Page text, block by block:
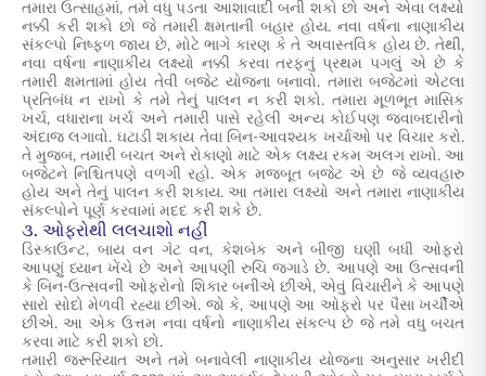
તમારા ઉત્સાહમાં, તમે વધુ પડતા આશાવાદી બની શકો છો અને એવા લક્ષ્યો
નક્કી કરી શકો છો જે તમારી ક્ષમતાની બહાર હોય. નવા વર્ષના નાણાકીય
સંકલ્પો નિષ્ફળ જાય છે, મોટે ભાગે કારણ કે તે અવાસ્તવિક હોય છે. તેથી,
નવા વર્ષના નાણાકીય લક્ષ્યો નક્કી કરવા તરફનું પ્રથમ પગલું એ છે કે
તમારી ક્ષમતામાં હોય તેવી બજેટ યોજના બનાવો. તમારા બજેટમાં એટલા
પ્રતિબંધ ન રાખો કે તમે તેનું પાલન ન કરી શકો. તમારા મૂળભૂત માસિક
ખર્ચ, વધારાના ખર્ચ અને તમારી પાસે રહેલી અન્ય કોઈપણ જવાબદારીનો
અંદાજ લગાવો. ઘટાડી શકાય તેવા બિન-આવશ્યક ખર્ચાઓ પર વિચાર કરો.
તે મુજબ, તમારી બચત અને રોકાણો માટે એક લક્ષ્ય રકમ અલગ રાખો. આ
બજેટને નિશ્ચિતપણે વળગી રહો. એક મજબૂત બજેટ એ છે જે વ્યવહારુ
હોય અને તેનું પાલન કરી શકાય. આ તમારા લક્ષ્યો અને તમારા નાણાકીય
સંકલ્પોને પૂર્ણ કરવામાં મદદ કરી શકે છે.
૩. ઓફરોથી લલચાશો નહીં
ડિસ્કાઉન્ટ, બાય વન ગેટ વન, કેશબેક અને બીજી ઘણી બધી ઓફરો
આપણું ધ્યાન ખેંચે છે અને આપણી રુચિ જગાડે છે. આપણે આ ઉત્સવની
કે બિન-ઉત્સવની ઓફરોનો શિકાર બનીએ છીએ, એવું વિચારીને કે આપણે
સારો સોદો મેળવી રહ્યા છીએ. જો કે, આપણે આ ઓફરો પર પૈસા ખર્ચીએ
છીએ. આ એક ઉત્તમ નવા વર્ષનો નાણાકીય સંકલ્પ છે જે તમે વધુ બચત
કરવા માટે કરી શકો છો.
તમારી જરૂરિયાત અને તમે બનાવેલી નાણાકીય યોજના અનુસાર ખરીદી